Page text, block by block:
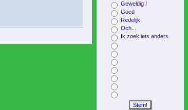
Geweldig !
Goed
Redelijk
Och...
Ik zoek iets anders